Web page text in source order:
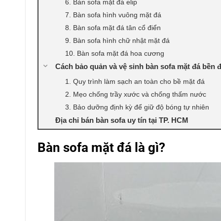
6. Bàn sofa mặt đá elip
7. Bàn sofa hình vuông mặt đá
8. Bàn sofa mặt đá tân cổ điển
9. Bàn sofa hình chữ nhật mặt đá
10. Bàn sofa mặt đá hoa cương
Cách bảo quản và vệ sinh bàn sofa mặt đá bền
1. Quy trình làm sạch an toàn cho bề mặt đá
2. Mẹo chống trầy xước và chống thấm nước
3. Bảo dưỡng định kỳ để giữ độ bóng tự nhiên
Địa chỉ bán bàn sofa uy tín tại TP. HCM
Bàn sofa mặt đá là gì?